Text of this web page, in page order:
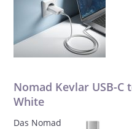
Nomad Kevlar USB-C
White
Das Nomad